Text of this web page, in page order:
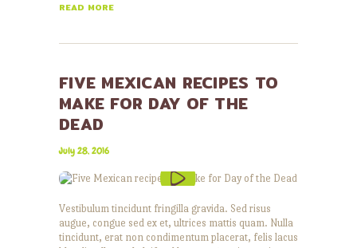
READ MORE
FIVE MEXICAN RECIPES TO
MAKE FOR DAY OF THE
DEAD
July 28, 2016
Vestibulum tincidunt fringilla gravida. Sed risus
augue, congue sed ex et, ultrices mattis quam. Nulla
tincidunt, erat non condimentum placerat, felis lacus